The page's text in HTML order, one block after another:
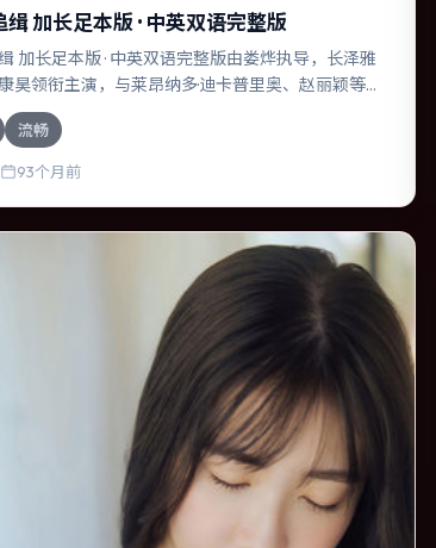
缉 加长足本版 · 中英双语完整版
加长足本版 · 中英双语完整版由娄烨执导，长泽雅
昊领衔主演，与莱昂纳多·迪卡普里奥、赵丽颖等共
本片为传记类型，主要班底与取景来自韩国。失散
妹在边境小镇意外重逢。影片整体气质克制，节奏
物动机清晰，适合喜欢强情节与细腻表演的观众。
流畅
93个月前